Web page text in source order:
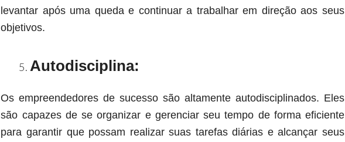
levantar após uma queda e continuar a trabalhar em direção aos seus
objetivos.
Autodisciplina:
Os empreendedores de sucesso são altamente autodisciplinados. Eles
são capazes de se organizar e gerenciar seu tempo de forma eficiente
para garantir que possam realizar suas tarefas diárias e alcançar seus